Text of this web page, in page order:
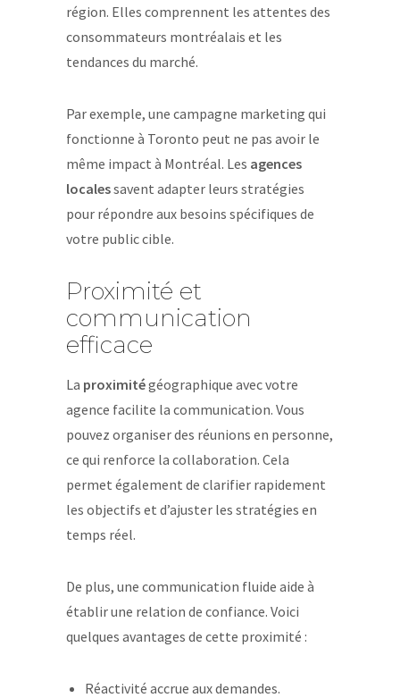
région. Elles comprennent les attentes des
consommateurs montréalais et les
tendances du marché.
Par exemple, une campagne marketing qui
fonctionne à Toronto peut ne pas avoir le
même impact à Montréal. Les agences
localessavent adapter leurs stratégies
pour répondre aux besoins spécifiques de
votre public cible.
Proximité et
communication
efficace
La proximitégéographique avec votre
agence facilite la communication. Vous
pouvez organiser des réunions en personne,
ce qui renforce la collaboration. Cela
permet également de clarifier rapidement
les objectifs et d’ajuster les stratégies en
temps réel.
De plus, une communication fluide aide à
établir une relation de confiance. Voici
quelques avantages de cette proximité :
Réactivité accrue aux demandes.